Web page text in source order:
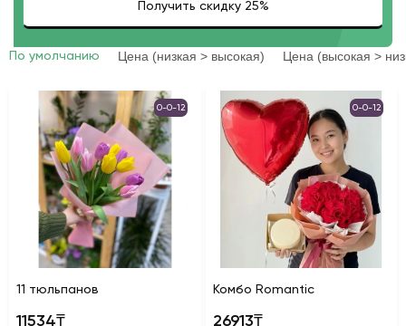
По умолчанию Цена (низкая > высокая) Цена (высокая >
0-0-12
11 тюльпанов
11534₸
0-0-12
Комбо Romantic
26913₸